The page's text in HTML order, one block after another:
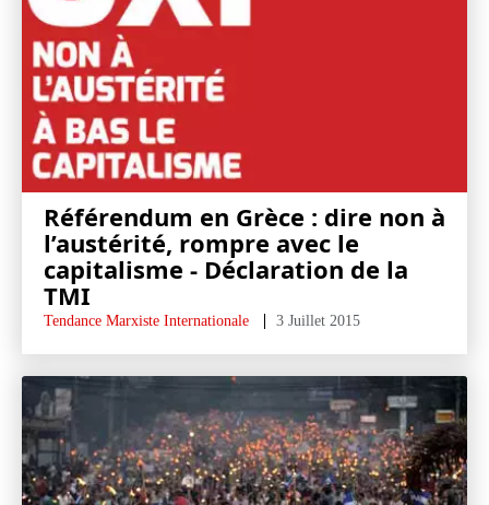
Référendum en Grèce : dire non à
l’austérité, rompre avec le
capitalisme - Déclaration de la
TMI
Tendance Marxiste Internationale 3 Juillet 2015